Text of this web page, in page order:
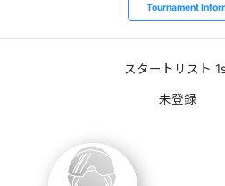
Tournament
スタートリスト